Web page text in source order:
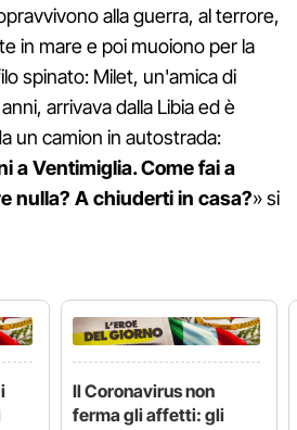
alla guerra, al terrore,
in mare e poi muoiono per la
spinato: Milet, un'amica di
arrivava dalla Libia ed è
un camion in autostrada:
a Ventimiglia. Come fai a
nulla? A chiuderti in casa?» si
Il Coronavirus non
ferma gli affetti: gli